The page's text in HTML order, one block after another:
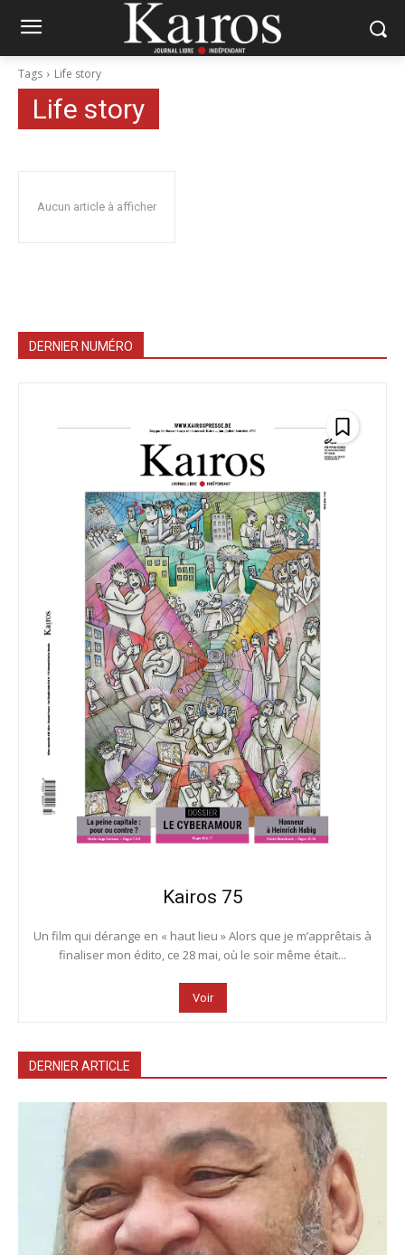
Tags Life story
Life story
Aucun article à afficher
DERNIER NUMÉRO
Kairos 75
Un film qui dérange en « haut lieu » Alors que je m’apprêtais à
finaliser mon édito, ce 28 mai, où le soir même était...
Voir
DERNIER ARTICLE